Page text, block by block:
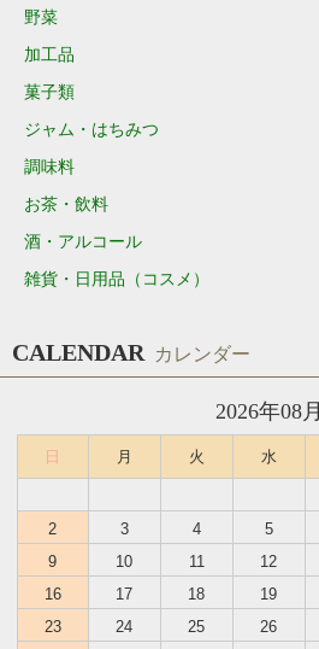
野菜
加工品
菓子類
ジャム・はちみつ
調味料
お茶・飲料
酒・アルコール
雑貨・日用品（コスメ）
CALENDAR カレンダー
2026年08月
日 月 火 水
2
3 4 5
9
10 11 12
16
17 18 19
23
24 25 26